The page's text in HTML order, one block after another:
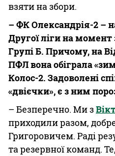
взяти на збори.
– ФК Олександрія-2 –
Другої ліги на момент
Групі Б. Причому, на
ПФЛ вона обіграла
Колос-2. Задоволені
«двієчки», є з ним
– Безперечно. Ми з
приходили разом,
Григоровичем. Раді
та резервної команд.